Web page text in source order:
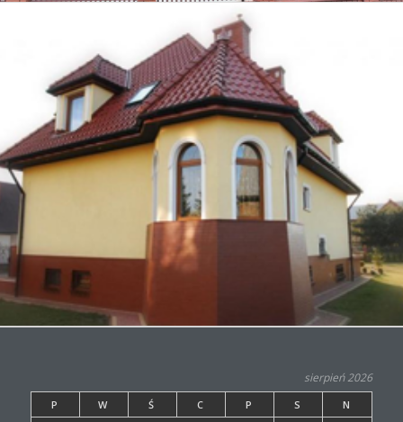
sierpień 2026
P W Ś C P S
N